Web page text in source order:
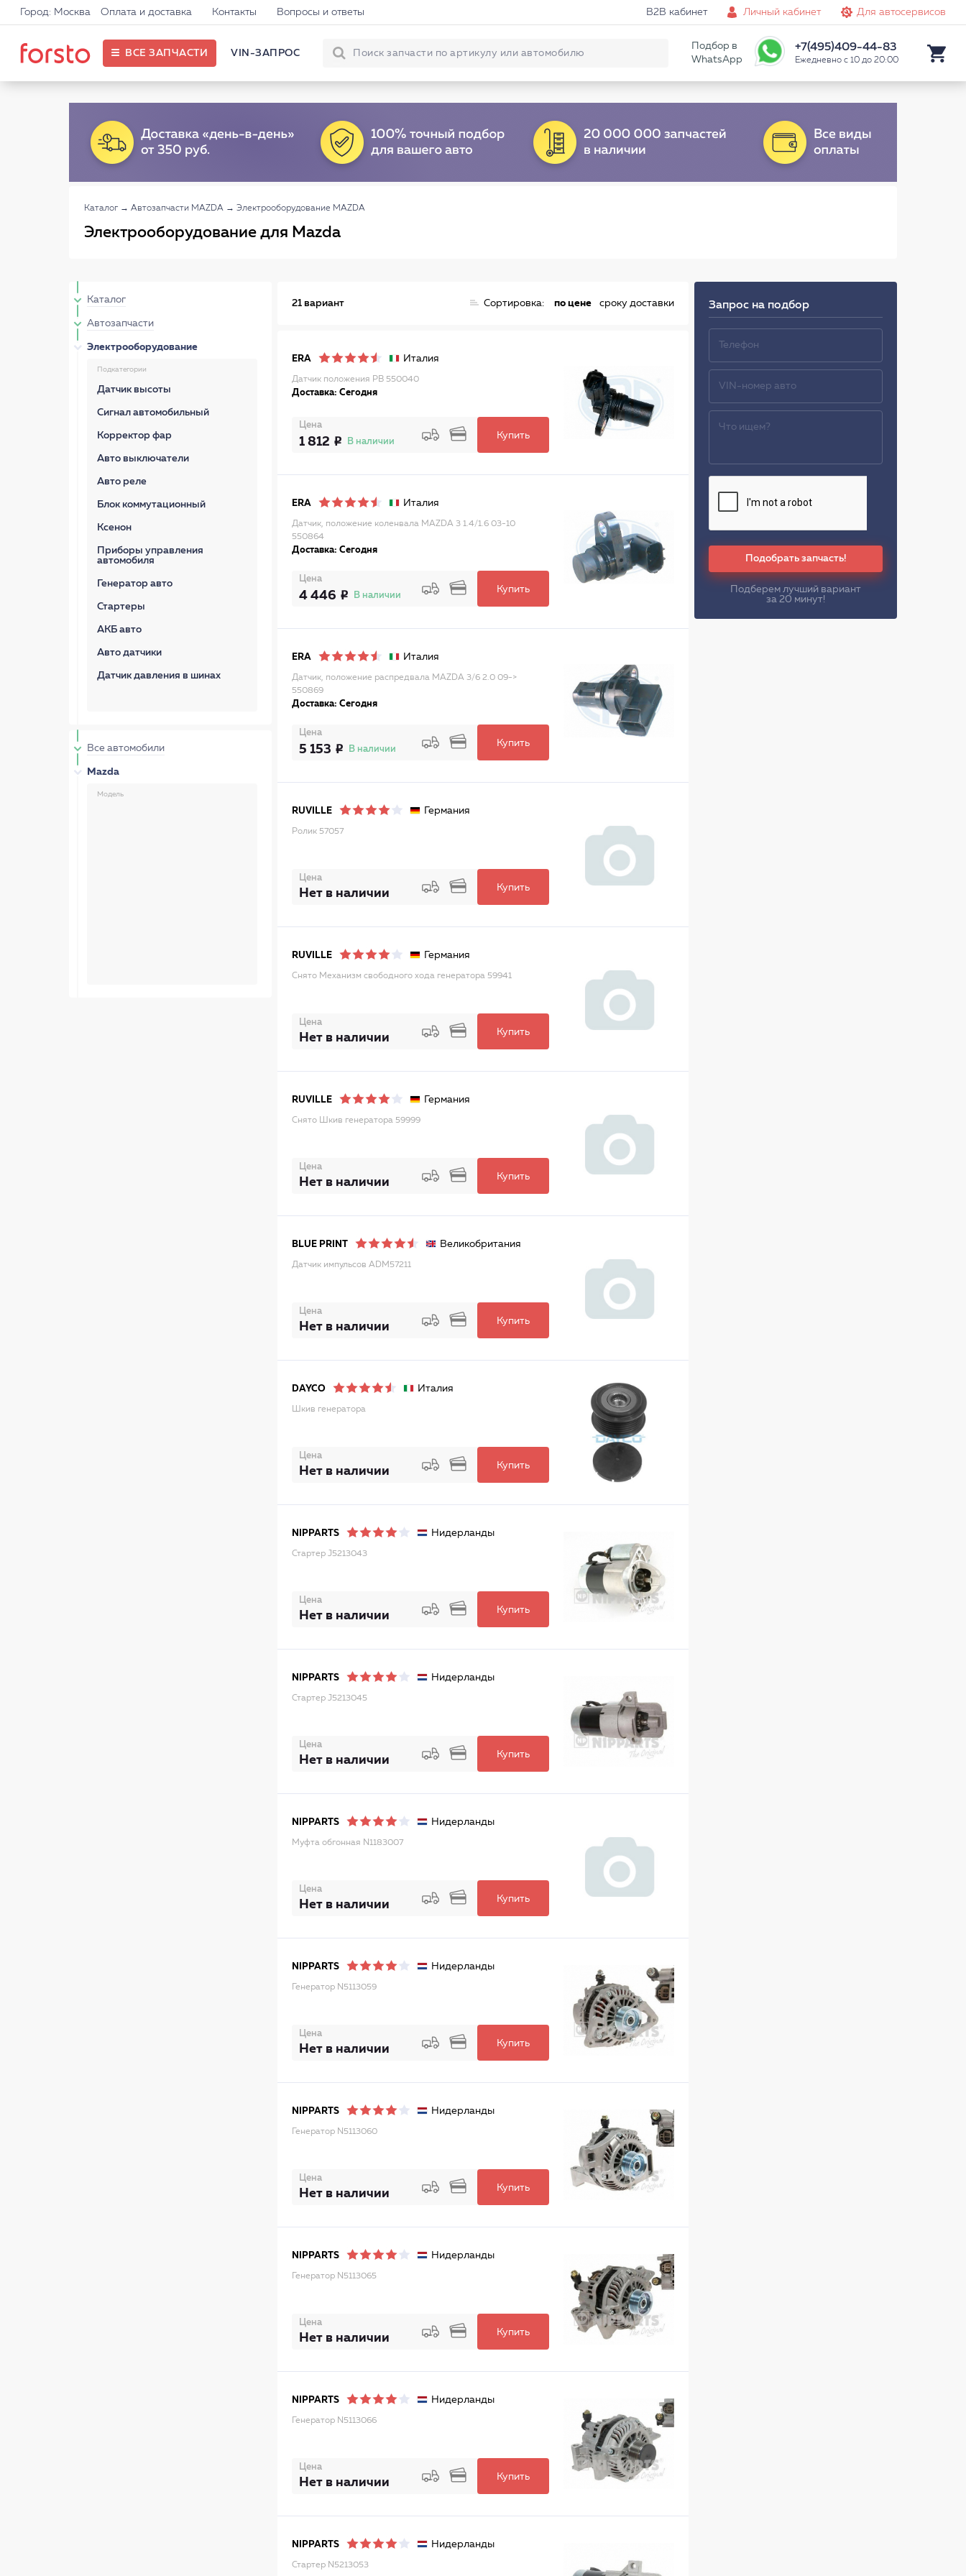
Город: Москва Оплата и доставка Контакты Вопросы и ответы B2B кабинет Личный кабинет Для автосервисов
ВСЕ ЗАПЧАСТИ VIN-ЗАПРОС
Подбор в
WhatsApp
+7(495)409-44-83
Ежедневно с 10 до 20:00
Каталог → Автозапчасти MAZDA → Электрооборудование MAZDA
Электрооборудование для Mazda
Каталог
Автозапчасти
Электрооборудование
Подкатегории
Датчик высоты
Сигнал автомобильный
Корректор фар
Авто выключатели
Авто реле
Блок коммутационный
Ксенон
Приборы управления
автомобиля
Генератор авто
Стартеры
АКБ авто
Авто датчики
Датчик давления в шинах
Все автомобили
Mazda
Модель
21 вариант Сортировка: по цене сроку доставки
ERA Италия
Датчик положения РВ 550040
Доставка: Сегодня
Цена
1 812 В наличии
Купить
ERA Италия
Датчик, положение коленвала MAZDA 3 1.4/1.6 03-10
550864
Доставка: Сегодня
Цена
4 446 В наличии
Купить
ERA Италия
Датчик, положение распредвала MAZDA 3/6 2.0 09->
550869
Доставка: Сегодня
Цена
5 153 В наличии
Купить
RUVILLE Германия
Ролик 57057
Цена
Нет в наличии Купить
RUVILLE Германия
Снято Механизм свободного хода генератора 59941
Цена
Нет в наличии Купить
RUVILLE Германия
Снято Шкив генератора 59999
Цена
Нет в наличии Купить
BLUE PRINT Великобритания
Датчик импульсов ADM57211
Цена
Нет в наличии Купить
DAYCO Италия
Шкив генератора
Цена
Нет в наличии Купить
NIPPARTS Нидерланды
Стартер J5213043
Цена
Нет в наличии Купить
NIPPARTS Нидерланды
Стартер J5213045
Цена
Нет в наличии Купить
NIPPARTS Нидерланды
Муфта обгонная N1183007
Цена
Нет в наличии Купить
NIPPARTS Нидерланды
Генератор N5113059
Цена
Нет в наличии Купить
NIPPARTS Нидерланды
Генератор N5113060
Цена
Нет в наличии Купить
NIPPARTS Нидерланды
Генератор N5113065
Цена
Нет в наличии Купить
NIPPARTS Нидерланды
Генератор N5113066
Цена
Нет в наличии Купить
NIPPARTS Нидерланды
Стартер N5213053
Запрос на подбор
Подобрать запчасть!
Подберем лучший вариант
за 20 минут!